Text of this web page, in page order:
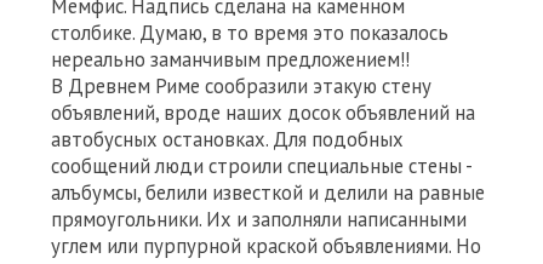
Мемфис. Надпись сделана на каменном
столбике. Думаю, в то время это показалось
нереально заманчивым предложением!!
В Древнем Риме сообразили этакую стену
объявлений, вроде наших досок объявлений на
автобусных остановках. Для подобных
сообщений люди строили специальные стены -
алъбумсы, белили известкой и делили на равные
прямоугольники. Их и заполняли написанными
углем или пурпурной краской объявлениями. Но